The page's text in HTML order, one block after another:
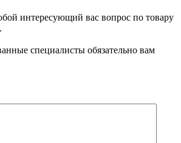
интересующий вас вопрос по товару
специалисты обязательно вам